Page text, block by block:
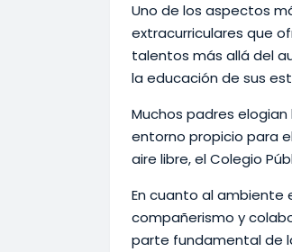
Uno de los aspectos
extracurriculares que
talentos más allá del
la educación de sus
Muchos padres
entorno propicio para
aire libre, el Colegio
En cuanto al ambiente
compañerismo y
parte fundamental de